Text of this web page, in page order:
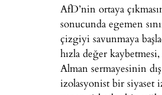
AfD’nin ortaya
sonucunda egemen
çizgiyi savunmaya
hızla değer
Alman sermayesinin
izolasyonist bir siyaset